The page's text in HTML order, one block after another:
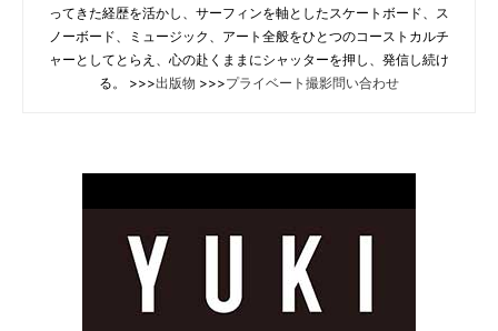
ってきた経歴を活かし、サーフィンを軸としたスケートボード、ス
ノーボード、ミュージック、アート全般をひとつのコーストカルチ
ャーとしてとらえ、心の赴くままにシャッターを押し、発信し続け
る。 >>>出版物 >>>プライベート撮影問い合わせ